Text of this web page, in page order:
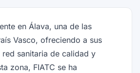
en Álava, una de las
Vasco, ofreciendo a sus
red sanitaria de calidad y
zona, FIATC se ha